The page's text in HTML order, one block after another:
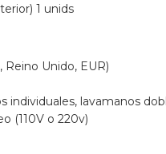
1 unids
Reino Unido, EUR)
individuales, lavamanos
(110V o 220v)